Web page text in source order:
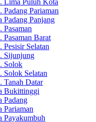
Lima Puluh Kota
Padang Pariaman
Padang Panjang
Pasaman
Pasaman Barat
Pesisir Selatan
Sijunjung
Solok
Solok Selatan
Tanah Datar
Bukittinggi
Padang
Pariaman
Payakumbuh